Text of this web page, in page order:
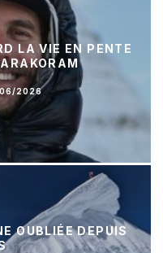
LA VIE EN PENTE
2026
OUBLIÉE DEPUIS